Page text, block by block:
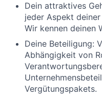
Dein attraktives
jeder Aspekt
Wir kennen deinen
Deine Beteiligung:
Abhängigkeit von
Vergütungspakets.